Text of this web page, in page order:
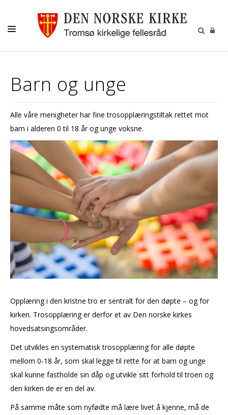
AKTIVITETER OG KONSERTER
KONFIRMASJON
VIGSEL
GRAVFERD
KONTAKT
Barn og unge
Alle våre menigheter har fine trosopplæringstiltak rettet mot
barn i alderen 0 til 18 år og unge voksne.
Opplæring i den kristne tro er sentralt for den døpte – og for
kirken. Trosopplæring er derfor et av Den norske kirkes
hovedsatsingsområder.
Det utvikles en systematisk trosopplæring for alle døpte
mellom 0-18 år, som skal legge til rette for at barn og unge
skal kunne fastholde sin dåp og utvikle sitt forhold til troen og
den kirken de er en del av.
På samme måte som nyfødte må lære livet å kjenne, må de